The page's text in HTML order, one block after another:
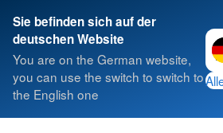
Sie befinden sich auf der
deutschen Website
You are on the German website,
you can use the switch to switch to
the English one